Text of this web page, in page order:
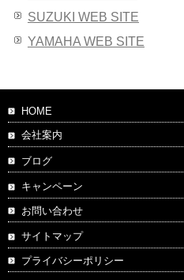
SUZUKI WEB SITE
YAMAHA WEB SITE
HOME
会社案内
ブログ
キャンペーン
お問い合わせ
サイトマップ
プライバシーポリシー